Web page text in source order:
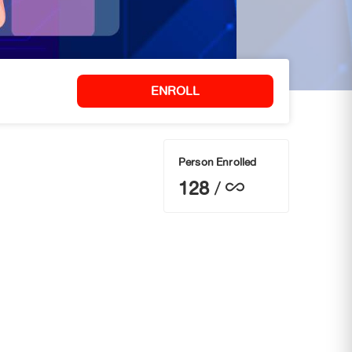
ENROLL
Person Enrolled
128/ 